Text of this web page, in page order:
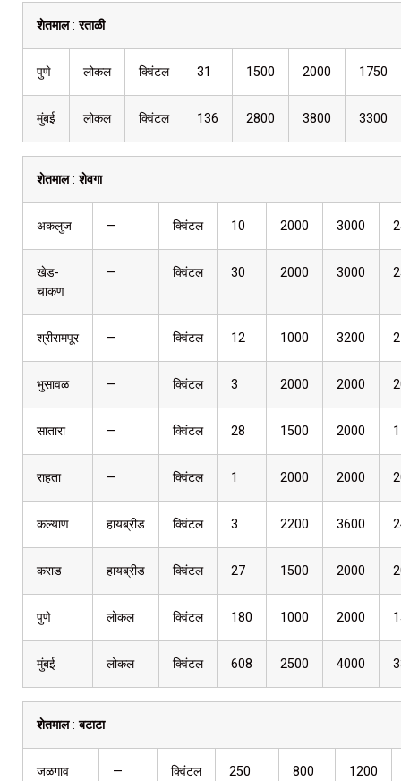
शेतमाल:रताळी
पुणे लोकल क्विंटल 31 1500 2000 1750
मुंबई लोकल क्विंटल 136 2800 3800 3300
शेतमाल:शेवगा
अकलुज — क्विंटल 10 2000 3000
खेड-
चाकण
— क्विंटल 30 2000 3000
श्रीरामपूर — क्विंटल 12 1000 3200
भुसावळ — क्विंटल 3 2000 2000
सातारा — क्विंटल 28 1500 2000
राहता — क्विंटल 1 2000 2000
कल्याण हायब्रीड क्विंटल 3 2200 3600
कराड हायब्रीड क्विंटल 27 1500 2000
पुणे लोकल क्विंटल 180 1000 2000
मुंबई लोकल क्विंटल 608 2500 4000
शेतमाल:बटाटा
जळगाव — क्विंटल 250 800 1200